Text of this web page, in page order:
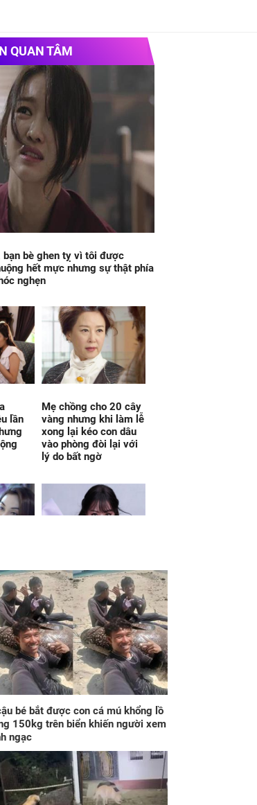
QUAN TÂM
bạn bè ghen tỵ vì tôi được
hết mực nhưng sự thật phía
nghẹn
lần
Mẹ chồng cho 20 cây
vàng nhưng khi làm lễ
xong lại kéo con dâu
vào phòng đòi lại với
lý do bất ngờ
trai
lấy
tài
của
Vận đỏ như son kể từ
ngày 7/8/2026, 3 con
giáp đổi đời dễ dàng
như trở bàn tay, tiền
tài ùa tới, ngồi không
lộc cũng đến, phú quý
theo tới già
tiếng
lọ mọ
Đúng 21h30 ngày
mai, thứ Sáu
bé bắt được con cá mú khổng lồ
150kg trên biển khiến người xem
ngạc